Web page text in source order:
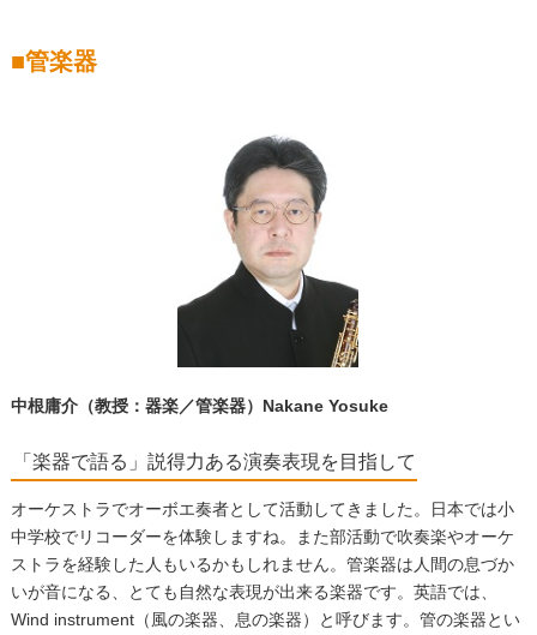
■管楽器
中根庸介（教授：器楽／管楽器）Nakane Yosuke
「楽器で語る」説得力ある演奏表現を目指して
オーケストラでオーボエ奏者として活動してきました。日本では小
中学校でリコーダーを体験しますね。また部活動で吹奏楽やオーケ
ストラを経験した人もいるかもしれません。管楽器は人間の息づか
いが音になる、とても自然な表現が出来る楽器です。英語では、
Wind instrument（風の楽器、息の楽器）と呼びます。管の楽器とい